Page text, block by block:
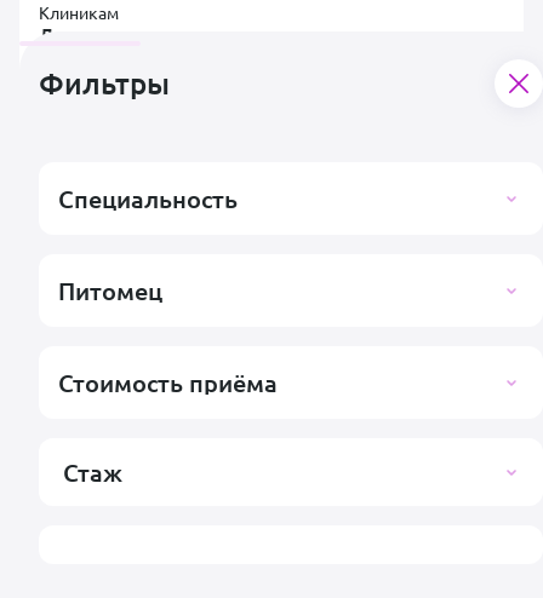
Фильтры
Специальность
Питомец
Стоимость приёма
Стаж
Клиникам
Документы
Лицензионный договор
Договор услуг
Заявка на подключение клиники
Согласие на обработку персональных данных
Поддержка пользователей
Российская Федерация, 432025, Ульяновская область, г.о. город
Ульяновск, г. Ульяновск, ул. Ватутина, д. 49/2А, помещ. 13,